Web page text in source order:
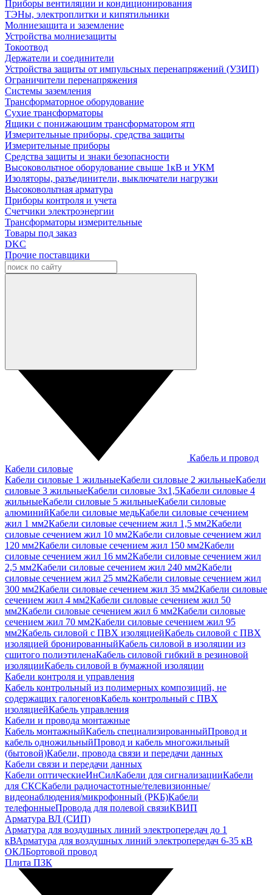
Приборы вентиляции и кондиционирования
ТЭНы, электроплитки и кипятильники
Молниезащита и заземление
Устройства молниезащиты
Токоотвод
Держатели и соединители
Устройства защиты от импульсных перенапряжений (УЗИП)
Ограничители перенапряжения
Системы заземления
Трансформаторное оборудование
Сухие трансформаторы
Ящики с понижающим трансформатором ятп
Измерительные приборы, средства защиты
Измерительные приборы
Средства защиты и знаки безопасности
Высоковольтное оборудование свыше 1кВ и УКМ
Изоляторы, разъединители, выключатели нагрузки
Высоковольтная арматура
Приборы контроля и учета
Счетчики электроэнергии
Трансформаторы измерительные
Товары под заказ
DKC
Прочие поставщики
Кабель и провод
Кабели силовые
Кабели силовые 1 жильныеКабели силовые 2 жильныеКабели
силовые 3 жильныеКабели силовые 3х1,5Кабели силовые 4
жильныеКабели силовые 5 жильныеКабели силовые
алюминийКабели силовые медьКабели силовые сечением
жил 1 мм2Кабели силовые сечением жил 1,5 мм2Кабели
силовые сечением жил 10 мм2Кабели силовые сечением жил
120 мм2Кабели силовые сечением жил 150 мм2Кабели
силовые сечением жил 16 мм2Кабели силовые сечением жил
2,5 мм2Кабели силовые сечением жил 240 мм2Кабели
силовые сечением жил 25 мм2Кабели силовые сечением жил
300 мм2Кабели силовые сечением жил 35 мм2Кабели силовые
сечением жил 4 мм2Кабели силовые сечением жил 50
мм2Кабели силовые сечением жил 6 мм2Кабели силовые
сечением жил 70 мм2Кабели силовые сечением жил 95
мм2Кабель силовой с ПВХ изоляциейКабель силовой с ПВХ
изоляцией бронированныйКабель силовой в изоляции из
сшитого полиэтиленаКабель силовой гибкий в резиновой
изоляцииКабель силовой в бумажной изоляции
Кабели контроля и управления
Кабель контрольный из полимерных композиций, не
содержащих галогеновКабель контрольный с ПВХ
изоляциейКабель управления
Кабели и провода монтажные
Кабель монтажныйКабель специализированныйПровод и
кабель одножильныйПровод и кабель многожильный
(бытовой)Кабели, провода связи и передачи данных
Кабели связи и передачи данных
Кабели оптическиеИнСилКабели для сигнализацииКабели
для СКСКабели радиочастотные/телевизионные/
видеонаблюдения/микрофонный (РКБ)Кабели
телефонныеПровода для полевой связиКВИП
Арматура ВЛ (СИП)
Арматура для воздушных линий электропередач до 1
кВАрматура для воздушных линий электропередач 6-35 кВ
ОКЛБортовой провод
Плита ПЗК